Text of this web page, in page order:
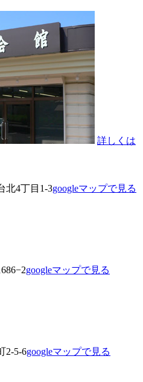
詳しくは
北4丁目1-3googleマップで見る
googleマップで見る
2-5-6googleマップで見る